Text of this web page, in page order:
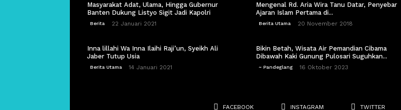
Masyarakat Adat, Ulama, Hingga Gubernur
Banten Dukung Listyo Sigit Jadi Kapolri
Berita 22 Januari 2021
Inna lillahi Wa Inna Ilaihi Raji’un, Syeikh Ali
Jaber Tutup Usia
Berita Utama 14 Januari 2021
Mengenal Rd. Aria Wira Tanu Datar, Penyebar
Ajaran Islam Pertama di...
Berita Utama 20 November 2018
Bikin Betah, Wisata Air Pemandian Cibama
Dibawah Kaki Gunung Pulosari Suguhkan...
~ Pandeglang 16 Oktober 2023
FACEBOOK INSTAGRAM TWITTER